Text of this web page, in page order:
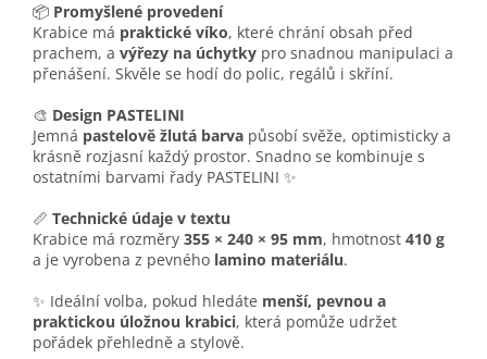
📦 Promyšlené provedení
Krabice má praktické víko, které chrání obsah před
prachem, a výřezy na úchytky pro snadnou manipulaci a
přenášení. Skvěle se hodí do polic, regálů i skříní.
🎨 Design PASTELINI
Jemná pastelově žlutá barva působí svěže, optimisticky a
krásně rozjasní každý prostor. Snadno se kombinuje s
ostatními barvami řady PASTELINI ✨
📏 Technické údaje v textu
Krabice má rozměry 355 × 240 × 95 mm, hmotnost 410 g
a je vyrobena z pevného lamino materiálu.
✨ Ideální volba, pokud hledáte menší, pevnou a
praktickou úložnou krabici, která pomůže udržet
pořádek přehledně a stylově.